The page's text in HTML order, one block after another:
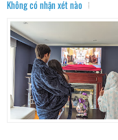
Không có nhận xét nào